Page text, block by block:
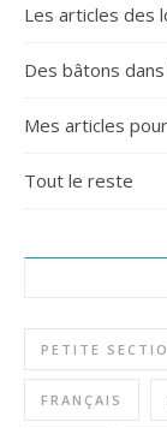
Les articles des
Des bâtons
Mes articles
Tout le reste
PETITE
FRANÇAIS